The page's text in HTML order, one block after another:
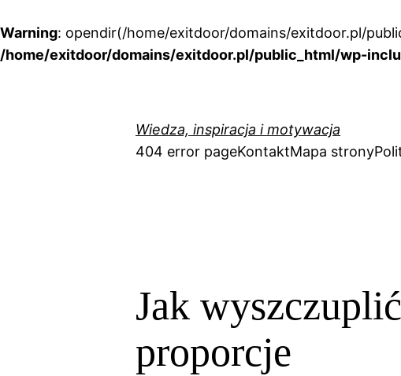
Warning: opendir(/home/exitdoor/domains/exitdoor.pl/
/home/exitdoor/domains/exitdoor.pl/public_html/wp-
Wiedza, inspiracja i motywacja
404 error pageKontaktMapa strony
Jak
proporcje